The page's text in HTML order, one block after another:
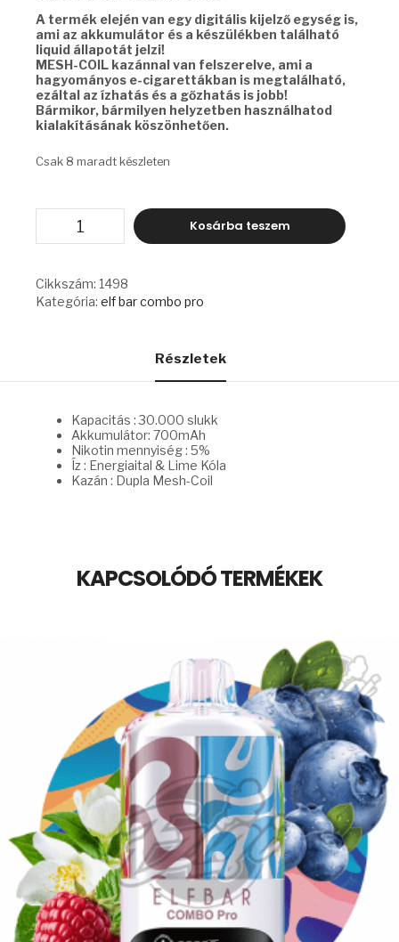
A termék elején van egy digitális kijelző egység is,
ami az akkumulátor és a készülékben található
liquid állapotát jelzi!
MESH-COIL kazánnal van felszerelve, ami a
hagyományos e-cigarettákban is megtalálható,
ezáltal az ízhatás és a gőzhatás is jobb!
Bármikor, bármilyen helyzetben használhatod
kialakításának köszönhetően.
Csak 8 maradt készleten
COMBO
-
ELF
BULL
Kosárba teszem
Cikkszám: 1498
Kategória: elf bar combo pro
Részletek
Kapacitás : 30.000 slukk
Akkumulátor: 700mAh
Nikotin mennyiség : 5%
Íz : Energiaital & Lime Kóla
Kazán : Dupla Mesh-Coil
KAPCSOLÓDÓ TERMÉKEK